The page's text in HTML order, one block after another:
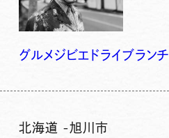
グルメ ジビエ ドライブランチ
北海道 -旭川市